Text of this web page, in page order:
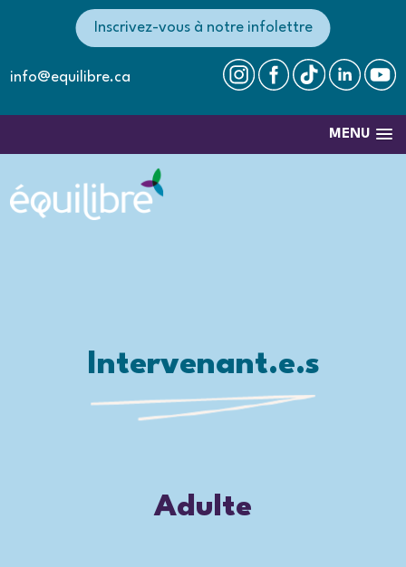
info@equilibre.ca
Inscrivez-vous à notre infolettre
MENU
Intervenant.e.s
Adulte